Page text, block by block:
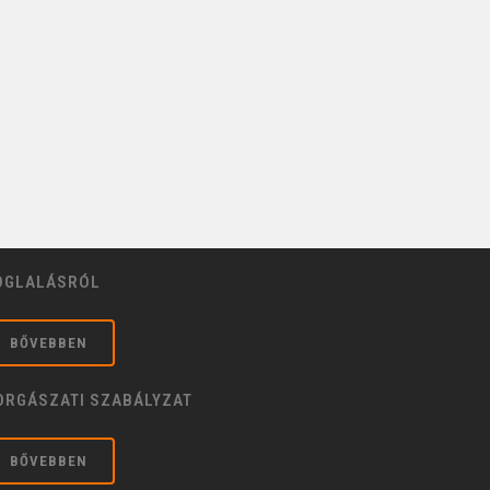
BŐVEBBEN
SZABÁLYZAT
BŐVEBBEN